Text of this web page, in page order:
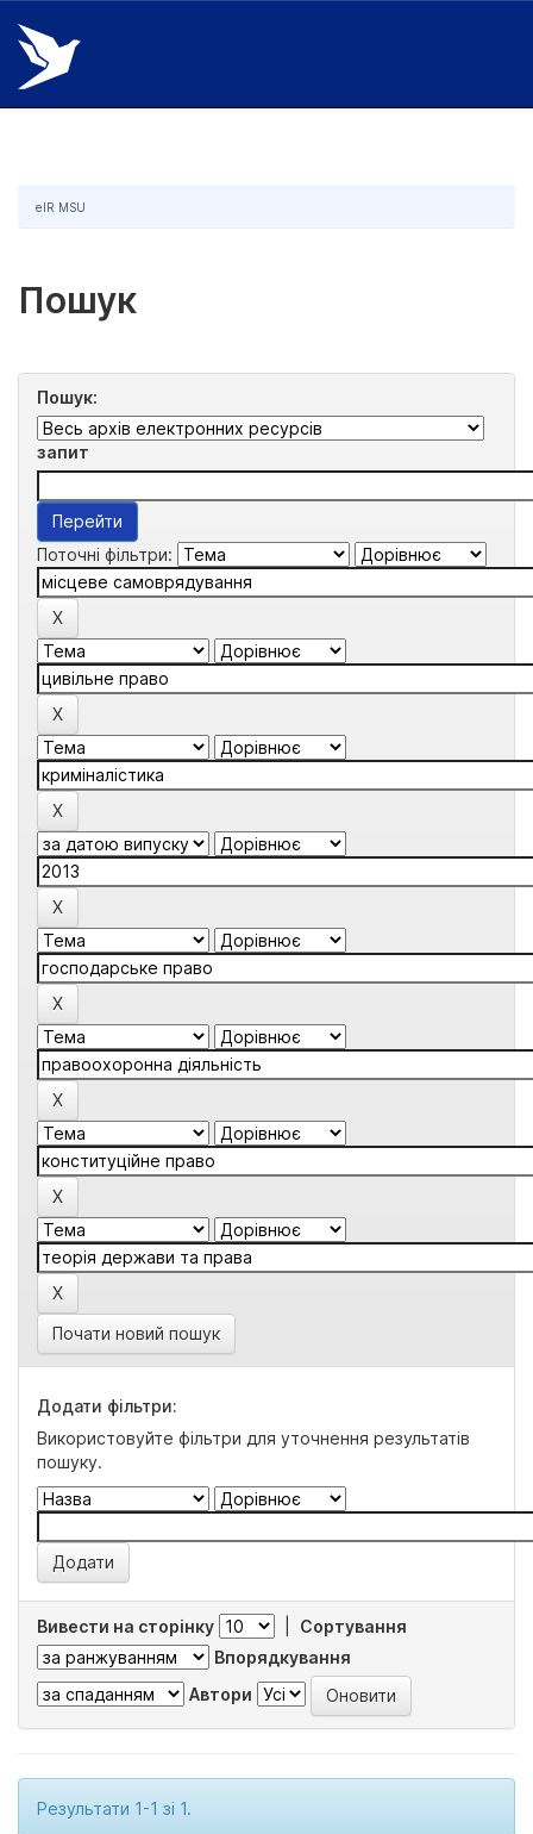
Skip
navigation
eIR MSU
Пошук
Пошук:
запит
Поточні фільтри:
Почати новий пошук
Додати фільтри:
Використовуйте фільтри для уточнення результатів
пошуку.
Вивести на сторінку
Сортування
Впорядкування
Автори
Результати 1-1 зі 1.